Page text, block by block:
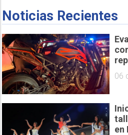
Noticias Recientes
06
en